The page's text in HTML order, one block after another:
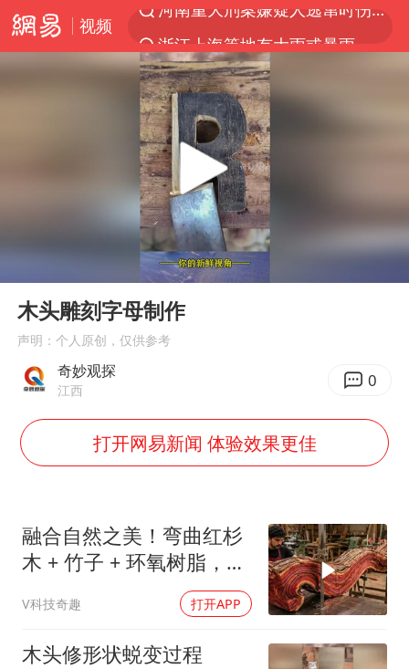
视频
浙江上海等地有大雨或暴雨
解锁各地夏日限定体验
金饰克价一夜涨回1300元
新疆景区自驾服务费改为按车收费
视频丨中国东方电气集团原党组副书记、董事宋致远被查
多家A股公司收到美国关税退款
永和豆浆创始人林炳生去世
白海豚将正面袭击贯穿浙江
浙江台州《告全体市民书》
牛津大学一纸声明甩不了锅
几元成本 千万市值蒸发
“不怕六爷挂得多 就怕六爷挂一颗”
多个明星演唱会取消
人民的健康、体质、幸福一脉相承
Play
木头雕刻字母制作
声明：个人原创，仅供参考
奇妙观探
江西 0
打开网易新闻 体验效果更佳
融合自然之美！弯曲红杉
木 + 竹子 + 环氧树脂，
DIY自制桌子惊艳全场
V科技奇趣 打开APP
木头修形状蜕变过程